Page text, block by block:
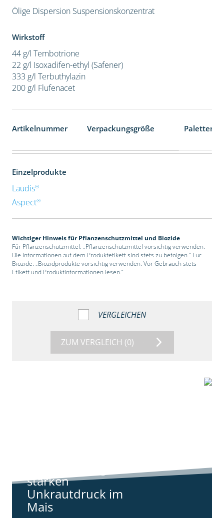
Ölige Dispersion Suspensionskonzentrat
Wirkstoff
44 g/l Tembotrione
22 g/l Isoxadifen-ethyl (Safener)
333 g/l Terbuthylazin
200 g/l Flufenacet
Artikelnummer Verpackungsgröße
Einzelprodukte
Laudis®
Aspect®
Wichtiger Hinweis für Pflanzenschutzmittel und Biozide
Für Pflanzenschutzmittel: „Pflanzenschutzmittel vorsichtig verwenden.
Die Informationen auf dem Produktetikett sind stets zu befolgen.“ Für
Biozide: „Biozidprodukte vorsichtig verwenden. Vor Gebrauch stets
Etikett und Produktinformationen lesen.“
VERGLEICHEN
ZUM VERGLEICH (0)
starken
Unkrautdruck im
Mais